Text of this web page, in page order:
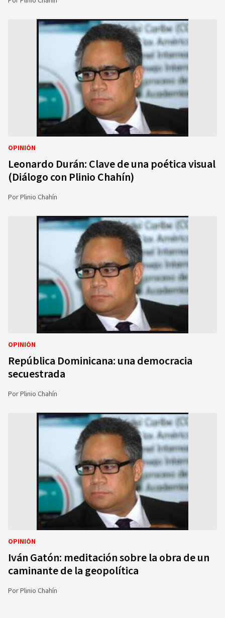
OPINIÓN
Leonardo Durán: Clave de una poética visual
(Diálogo con Plinio Chahín)
PorPlinio Chahín
OPINIÓN
República Dominicana: una democracia
secuestrada
PorPlinio Chahín
OPINIÓN
Iván Gatón: meditación sobre la obra de un
caminante de la geopolítica
PorPlinio Chahín